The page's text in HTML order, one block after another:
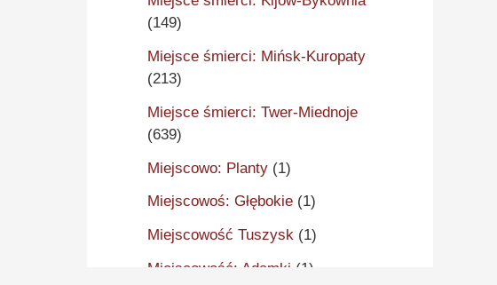
(149)
Miejsce śmierci: Mińsk-Kuropaty
(213)
Miejsce śmierci: Twer-Miednoje
(639)
Miejscowo: Planty (1)
Miejscowoś: Głębokie (1)
Miejscowość Tuszysk (1)
Miejscowość: Adamki (1)